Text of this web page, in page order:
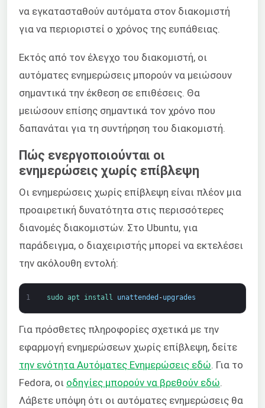
να εγκατασταθούν αυτόματα στον διακομιστή
για να περιοριστεί ο χρόνος της ευπάθειας.
Εκτός από τον έλεγχο του διακομιστή, οι
αυτόματες ενημερώσεις μπορούν να μειώσουν
σημαντικά την έκθεση σε επιθέσεις. Θα
μειώσουν επίσης σημαντικά τον χρόνο που
δαπανάται για τη συντήρηση του διακομιστή.
Πώς ενεργοποιούνται οι
ενημερώσεις χωρίς επίβλεψη
Οι ενημερώσεις χωρίς επίβλεψη είναι πλέον μια
προαιρετική δυνατότητα στις περισσότερες
διανομές διακομιστών. Στο Ubuntu, για
παράδειγμα, ο διαχειριστής μπορεί να εκτελέσει
την ακόλουθη εντολή:
1 sudo apt install unattended -upgrades
Για πρόσθετες πληροφορίες σχετικά με την
εφαρμογή ενημερώσεων χωρίς επίβλεψη, δείτε
την ενότητα Αυτόματες Ενημερώσεις εδώ . Για το
Fedora, οι οδηγίες μπορούν να βρεθούν εδώ
Λάβετε υπόψη ότι οι αυτόματες ενημερώσεις θα